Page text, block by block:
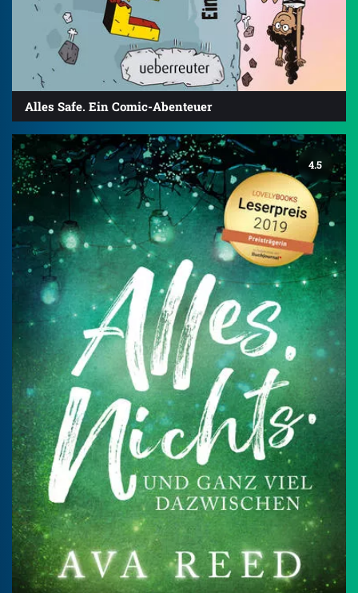
Alles Safe. Ein Comic-Abenteuer
4.5